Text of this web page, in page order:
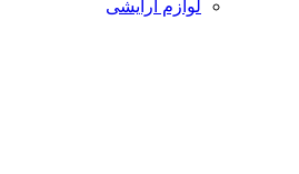
لوازم آرایشی